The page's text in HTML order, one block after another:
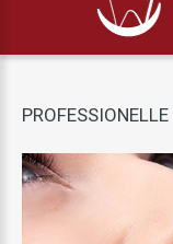
PROFESSIONELLE